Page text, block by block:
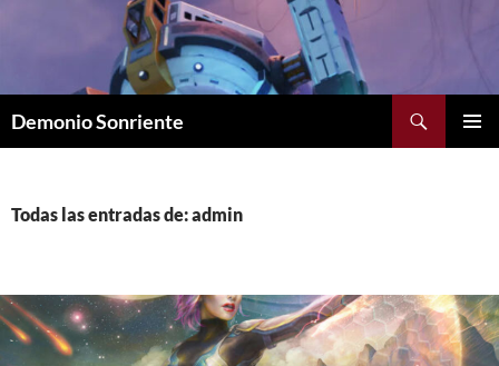
Demonio Sonriente
Todas las entradas de: admin